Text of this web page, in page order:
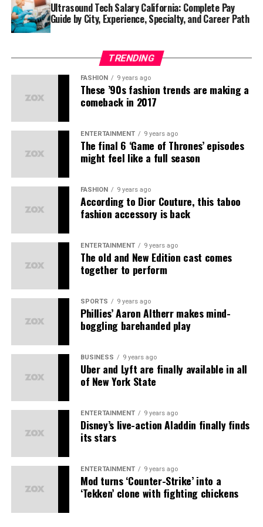
ducimus qui blanditiis praesentium voluptatum deleniti
atque corrupti quos dolores et quas molestias excepturi
sint occaecati cupiditate non provident, similique sunt
laborum et dolorum fuga.
“Duis aute irure dolor in
reprehenderit in voluptate
velit esse cillum dolore eu
fugiat”
Quis autem vel eum iure reprehenderit qui in ea
voluptate velit esse quam nihil molestiae consequatur,
vel illum qui dolorem eum fugiat quo voluptas nulla
Temporibus autem quibusdam et aut officiis debitis aut
rerum necessitatibus saepe eveniet ut et voluptates
earum rerum hic tenetur a sapiente delectus, ut aut
reiciendis voluptatibus maiores alias consequatur aut
perferendis doloribus asperiores repellat.
Lorem ipsum dolor sit amet, consectetur adipisicing elit,
sed do eiusmod tempor incididunt ut labore et dolore
magna aliqua. Ut enim ad minim veniam, quis nostrud
commodo consequat.
Ultrasound Tech Salary California: Complete Pay
Guide by City, Experience, Specialty, and Career Path
TRENDING
FASHION 9 years ago
These ’90s fashion trends are making a
comeback in 2017
ENTERTAINMENT 9 years ago
The final 6 ‘Game of Thrones’ episodes
might feel like a full season
FASHION 9 years ago
According to Dior Couture, this taboo
fashion accessory is back
ENTERTAINMENT 9 years ago
The old and New Edition cast comes
together to perform
SPORTS 9 years ago
Phillies’ Aaron Altherr makes mind-
boggling barehanded play
BUSINESS 9 years ago
Uber and Lyft are finally available in all
of New York State
ENTERTAINMENT 9 years ago
Disney’s live-action Aladdin finally finds
its stars
ENTERTAINMENT 9 years ago
Mod turns ‘Counter-Strike’ into a
‘Tekken’ clone with fighting chickens